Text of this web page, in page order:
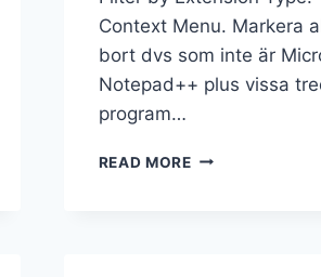
Context Menu. Markera
bort dvs som inte är
Notepad++ plus vissa
program…
READ MORE